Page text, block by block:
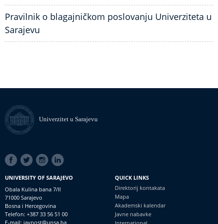
Pravilnik o blagajničkom poslovanju Univerziteta u
Sarajevu
Univerzitet u Sarajevu
SOCIAL
LINKS
UNIVERSITY OF SARAJEVO
Obala Kulina bana 7/II
71000 Sarajevo
Bosna i Hercegovina
Telefon: +387 33 56 51 00
E-mail: javnost@unsa.ba
QUICK LINKS
Direktorij kontakata
Mapa
Akademski kalendar
Javne nabavke